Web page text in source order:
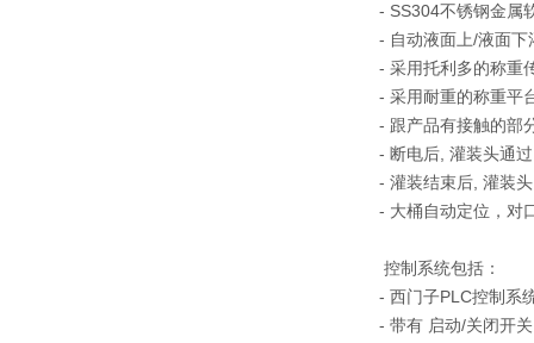
- SS304不锈钢金属
- 自动液面上/液面
- 采用托利多的称重
- 采用耐重的称重平
- 跟产品有接触的部
- 断电后, 灌装头通
- 灌装结束后, 灌装
- 大桶自动定位，对
控制系统包括：
- 西门子PLC控制系
- 带有 启动/关闭开